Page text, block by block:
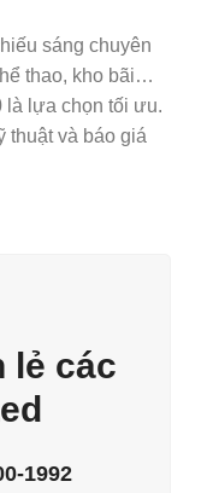
sáng chuyên
thao, kho bãi…
là lựa chọn tối ưu.
thuật và báo giá
lẻ các
1992